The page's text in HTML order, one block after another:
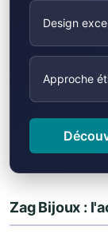
Design
Approche
Zag Bijoux :